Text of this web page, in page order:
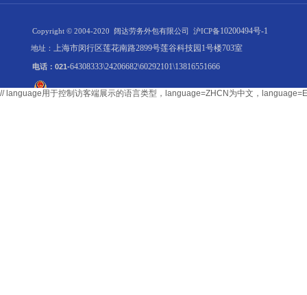
地址： 上海市闵行区莲花南路2899号莲谷科技园1号楼703室
电话：021-64308333\24206682\60292101\13816551666
沪公网安备 31011202011669号
Copyright © 2004-2020 阔达劳务外包有限公司 沪ICP备10200494号-1
// language用于控制访客端展示的语言类型，language=ZHCN为中文，